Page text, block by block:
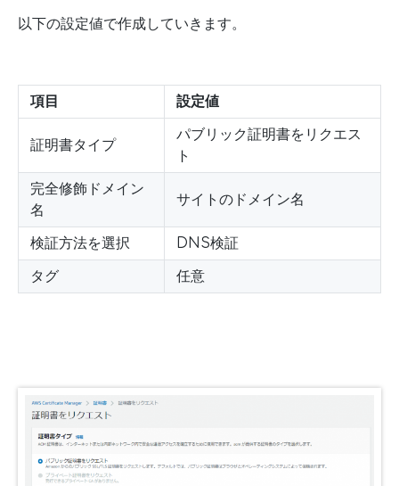
以下の設定値で作成していきます。
項目 設定値
証明書タイプ
パブリック証明書をリクエス
ト
完全修飾ドメイン
名
サイトのドメイン名
検証方法を選択 DNS検証
タグ 任意